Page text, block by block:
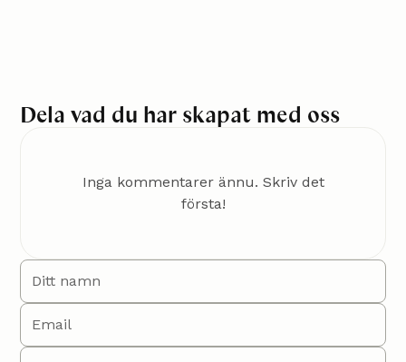
Dela vad du har skapat med oss
Inga kommentarer ännu. Skriv det
första!